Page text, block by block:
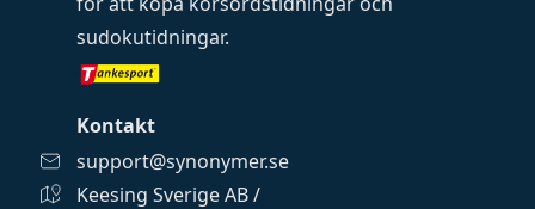
sudokutidningar.
Kontakt
support@synonymer.se
Keesing Sverige AB /